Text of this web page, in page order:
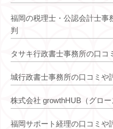
福岡の税理士・公認会計士事
判
タサキ行政書士事務所の口コ
城行政書士事務所の口コミや
株式会社 growthHUB（グロ
福岡サポート経理の口コミや